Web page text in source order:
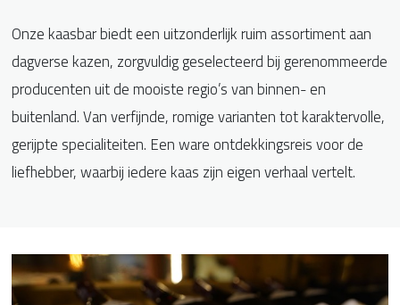
Onze kaasbar biedt een uitzonderlijk ruim assortiment aan
dagverse kazen, zorgvuldig geselecteerd bij gerenommeerde
producenten uit de mooiste regio’s van binnen- en
buitenland. Van verfijnde, romige varianten tot karaktervolle,
gerijpte specialiteiten. Een ware ontdekkingsreis voor de
liefhebber, waarbij iedere kaas zijn eigen verhaal vertelt.